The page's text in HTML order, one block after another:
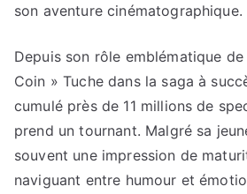
son aventure cinématographique.
Depuis son rôle emblématique
Coin » Tuche dans la saga à
cumulé près de 11 millions de
prend un tournant. Malgré sa
souvent une impression de
naviguant entre humour et